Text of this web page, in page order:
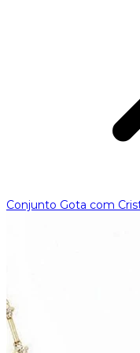
Conjunto Gota com